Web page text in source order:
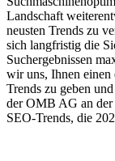
Landschaft
neusten Trends zu
sich langfristig die
Suchergebnissen
wir uns, Ihnen
Trends zu geben
der OMB AG an der
SEO-Trends, die